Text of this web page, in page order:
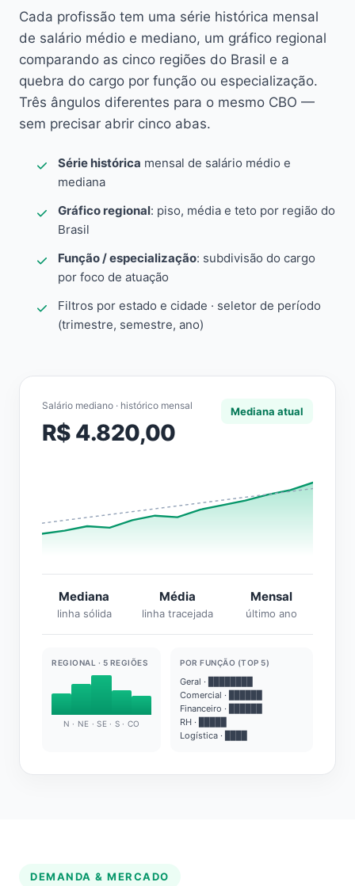
Cada profissão tem uma série histórica mensal
de salário médio e mediano, um gráfico regional
comparando as cinco regiões do Brasil e a
quebra do cargo por função ou especialização.
Três ângulos diferentes para o mesmo CBO —
sem precisar abrir cinco abas.
Série histórica mensal de salário médio e
mediana
Gráfico regional: piso, média e teto por região do
Brasil
Função / especialização: subdivisão do cargo
por foco de atuação
Filtros por estado e cidade · seletor de período
(trimestre, semestre, ano)
Salário mediano · histórico mensal
R$ 4.820,00
Mediana atual
Mediana
linha sólida
Média
linha tracejada
Mensal
último ano
REGIONAL · 5 REGIÕES
N · NE · SE · S · CO
POR FUNÇÃO (TOP 5)
Geral · ████████
Comercial · ██████
Financeiro · ██████
RH · █████
Logística · ████
DEMANDA & MERCADO